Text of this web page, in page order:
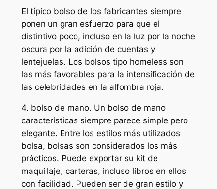
El típico bolso de los fabricantes siempre
ponen un gran esfuerzo para que el
distintivo poco, incluso en la luz por la noche
oscura por la adición de cuentas y
lentejuelas. Los bolsos tipo homeless son
las más favorables para la intensificación de
las celebridades en la alfombra roja.
4. bolso de mano. Un bolso de mano
características siempre parece simple pero
elegante. Entre los estilos más utilizados
bolsa, bolsas son considerados los más
prácticos. Puede exportar su kit de
maquillaje, carteras, incluso libros en ellos
con facilidad. Pueden ser de gran estilo y